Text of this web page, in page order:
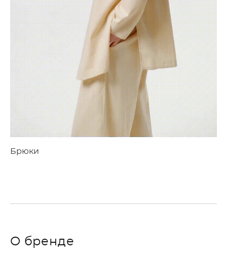
Брюки
О бренде